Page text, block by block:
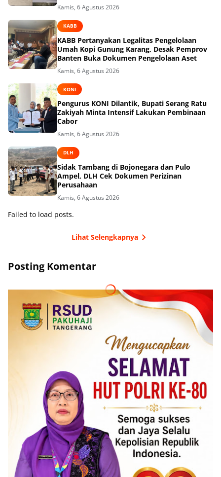
Kamis, 6 Agustus 2026
KABB
KABB Pertanyakan Legalitas Pengelolaan
Umah Kopi Gunung Karang, Desak Pemprov
Banten Buka Dokumen Pengelolaan Aset
Kamis, 6 Agustus 2026
KONI
Pengurus KONI Dilantik, Bupati Serang Ratu
Zakiyah Minta Intensif Lakukan Pembinaan
Cabor
Kamis, 6 Agustus 2026
DLH
Sidak Tambang di Bojonegara dan Pulo
Ampel, DLH Cek Dokumen Perizinan
Perusahaan
Kamis, 6 Agustus 2026
Failed to load posts.
Lihat Selengkapnya
Posting Komentar